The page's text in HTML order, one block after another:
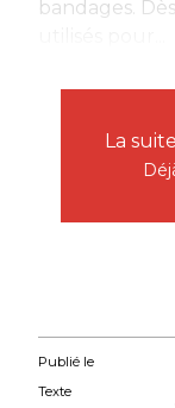
bandages.
La
Publié le
Texte